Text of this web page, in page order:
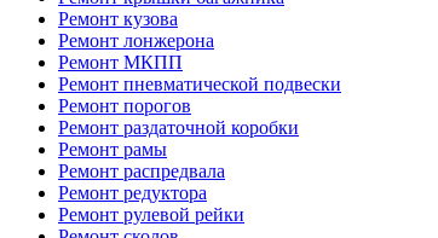
Ремонт кузова
Ремонт лонжерона
Ремонт МКПП
Ремонт пневматической подвески
Ремонт порогов
Ремонт раздаточной коробки
Ремонт рамы
Ремонт распредвала
Ремонт редуктора
Ремонт рулевой рейки